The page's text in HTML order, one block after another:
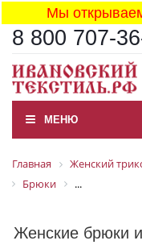
Мы
8 800 707-
МЕНЮ
Главная Женский
Брюки
...
Женские брюки